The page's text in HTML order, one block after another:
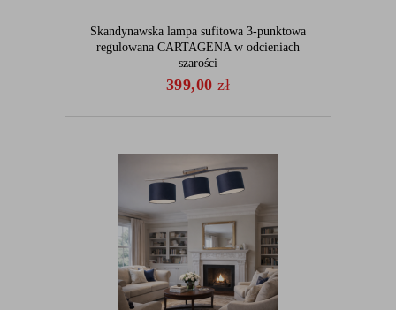
Skandynawska lampa sufitowa 3-punktowa
regulowana CARTAGENA w odcieniach
szarości
399,00zł